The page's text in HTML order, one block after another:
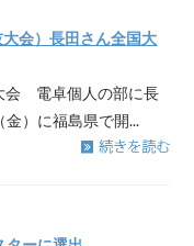
会）長田さん全国大
会 電卓個人の部に長
）に福島県で開...